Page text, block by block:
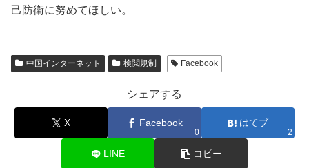
己防衛に努めてほしい。
中国インターネット 検閲規制 Facebook
シェアする
X Facebook
0
はてブ
2
LINE コピー